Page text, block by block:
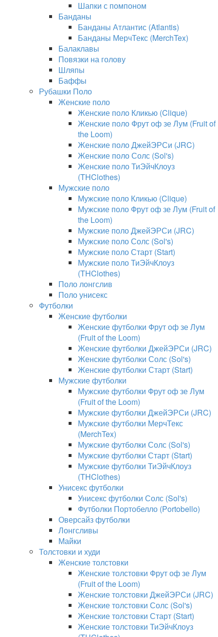
Шапки с помпоном
Банданы
Банданы Атлантис (Atlantis)
Банданы МерчТекс (MerchTex)
Балаклавы
Повязки на голову
Шляпы
Баффы
Рубашки Поло
Женские поло
Женские поло Кликью (Clique)
Женские поло Фрут оф зе Лум (Fruit of
the Loom)
Женские поло ДжейЭРСи (JRC)
Женские поло Солс (Sol's)
Женские поло ТиЭйчКлоуз
(THClothes)
Мужские поло
Мужские поло Кликью (Clique)
Мужские поло Фрут оф зе Лум (Fruit of
the Loom)
Мужские поло ДжейЭРСи (JRC)
Мужские поло Солс (Sol's)
Мужские поло Старт (Start)
Мужские поло ТиЭйчКлоуз
(THClothes)
Поло лонгслив
Поло унисекс
Футболки
Женские футболки
Женские футболки Фрут оф зе Лум
(Fruit of the Loom)
Женские футболки ДжейЭРСи (JRC)
Женские футболки Солс (Sol's)
Женские футболки Старт (Start)
Мужские футболки
Мужские футболки Фрут оф зе Лум
(Fruit of the Loom)
Мужские футболки ДжейЭРСи (JRC)
Мужские футболки МерчТекс
(MerchTex)
Мужские футболки Солс (Sol's)
Мужские футболки Старт (Start)
Мужские футболки ТиЭйчКлоуз
(THClothes)
Унисекс футболки
Унисекс футболки Солс (Sol's)
Футболки Портобелло (Portobello)
Оверсайз футболки
Лонгсливы
Майки
Толстовки и худи
Женские толстовки
Женские толстовки Фрут оф зе Лум
(Fruit of the Loom)
Женские толстовки ДжейЭРСи (JRC)
Женские толстовки Солс (Sol's)
Женские толстовки Старт (Start)
Женские толстовки ТиЭйчКлоуз